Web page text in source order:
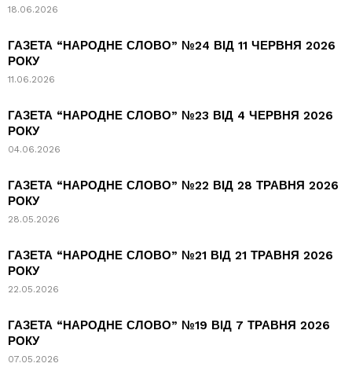
18.06.2026
ГАЗЕТА “НАРОДНЕ СЛОВО” №24 ВІД 11 ЧЕРВНЯ 2026
РОКУ
11.06.2026
ГАЗЕТА “НАРОДНЕ СЛОВО” №23 ВІД 4 ЧЕРВНЯ 2026
РОКУ
04.06.2026
ГАЗЕТА “НАРОДНЕ СЛОВО” №22 ВІД 28 ТРАВНЯ 2026
РОКУ
28.05.2026
ГАЗЕТА “НАРОДНЕ СЛОВО” №21 ВІД 21 ТРАВНЯ 2026
РОКУ
22.05.2026
ГАЗЕТА “НАРОДНЕ СЛОВО” №19 ВІД 7 ТРАВНЯ 2026
РОКУ
07.05.2026